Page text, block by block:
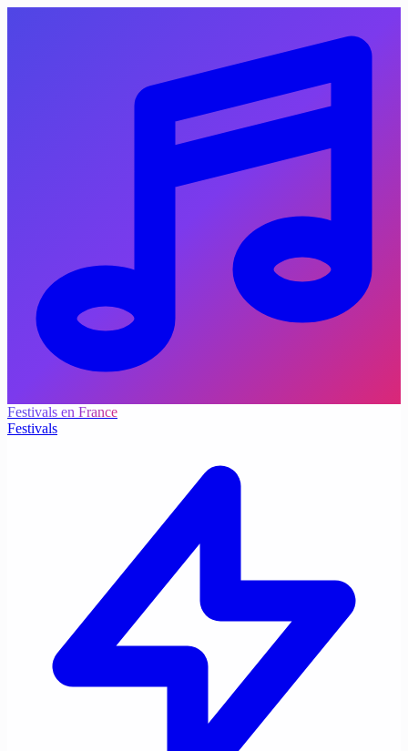
Festivals en France
Festivals